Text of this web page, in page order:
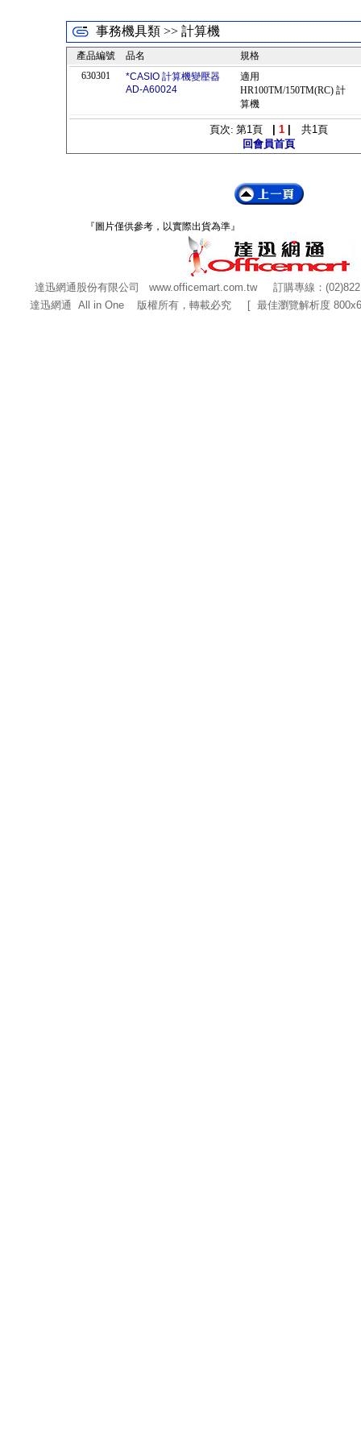
事務機具類 >> 計算機
產品編號 品名
規格
630301
*CASIO 計算機變壓器
AD-A60024
適用
HR100TM/150TM(RC) 計
算機
頁次: 第1頁 1| 共1頁
回會員首頁
『圖片僅供參考，以實際出貨為準』
達迅網通股份有限公司 www.officemart.com.tw訂購專線：
達迅網通 All in One 版權所有，轉載必究 [ 最佳瀏覽解析度